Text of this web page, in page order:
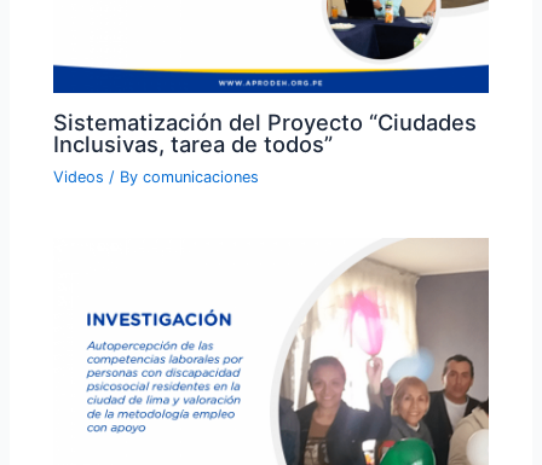
Sistematización del Proyecto “Ciudades
Inclusivas, tarea de todos”
Videos / Bycomunicaciones